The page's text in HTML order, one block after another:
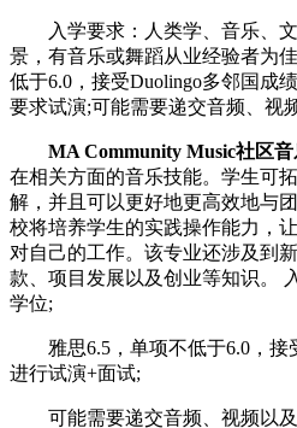
入学要求：人类学、音乐、文
景，有音乐或舞蹈从业经验者为
低于6.0，接受Duolingo多邻国成
要求试演;可能需要递交音频、视
MA Community Music社区
在相关方面的音乐技能。学生可
解，并且可以更好地更高效地与
校将培养学生的实践操作能力，
对自己的工作。该专业还涉及到
款、项目发展以及创业等知识。
学位;
雅思6.5，单项不低于6.0，接
进行试演+面试;
可能需要递交音频、视频以及